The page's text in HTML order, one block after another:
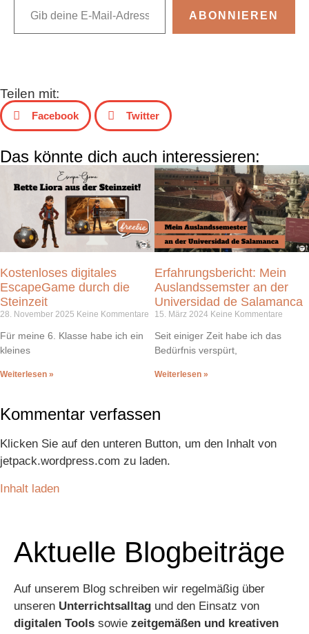
ABONNIEREN
Teilen mit:
Facebook Twitter
Das könnte dich auch interessieren:
Kostenloses digitales
EscapeGame durch die
Steinzeit
28. November 2025 Keine Kommentare
Für meine 6. Klasse habe ich ein
kleines
Weiterlesen »
Erfahrungsbericht: Mein
Auslandssemster an der
Universidad de Salamanca
15. März 2024 Keine Kommentare
Seit einiger Zeit habe ich das
Bedürfnis verspürt,
Weiterlesen »
Kommentar verfassen
Klicken Sie auf den unteren Button, um den Inhalt von
jetpack.wordpress.com zu laden.
Inhalt laden
Aktuelle Blogbeiträge
Auf unserem Blog schreiben wir regelmäßig über
unseren Unterrichtsalltag und den Einsatz von
digitalen Tools sowie zeitgemäßen und kreativen